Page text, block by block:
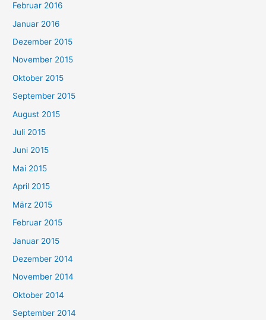
Februar 2016
Januar 2016
Dezember 2015
November 2015
Oktober 2015
September 2015
August 2015
Juli 2015
Juni 2015
Mai 2015
April 2015
März 2015
Februar 2015
Januar 2015
Dezember 2014
November 2014
Oktober 2014
September 2014